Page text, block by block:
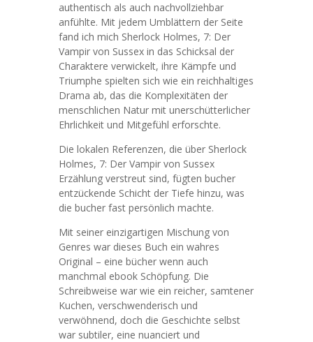
authentisch als auch nachvollziehbar
anfühlte. Mit jedem Umblättern der Seite
fand ich mich Sherlock Holmes, 7: Der
Vampir von Sussex in das Schicksal der
Charaktere verwickelt, ihre Kämpfe und
Triumphe spielten sich wie ein reichhaltiges
Drama ab, das die Komplexitäten der
menschlichen Natur mit unerschütterlicher
Ehrlichkeit und Mitgefühl erforschte.
Die lokalen Referenzen, die über Sherlock
Holmes, 7: Der Vampir von Sussex
Erzählung verstreut sind, fügten bucher
entzückende Schicht der Tiefe hinzu, was
die bucher fast persönlich machte.
Mit seiner einzigartigen Mischung von
Genres war dieses Buch ein wahres
Original – eine bücher wenn auch
manchmal ebook Schöpfung. Die
Schreibweise war wie ein reicher, samtener
Kuchen, verschwenderisch und
verwöhnend, doch die Geschichte selbst
war subtiler, eine nuanciert und